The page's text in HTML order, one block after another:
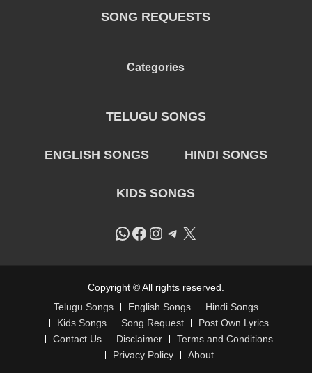
SONG REQUESTS
Categories
TELUGU SONGS
ENGLISH SONGS HINDI SONGS
KIDS SONGS
WhatsApp
Facebook
Instagram
Telegram
X
Copyright © All rights reserved.
Telugu Songs
English Songs
Hindi Songs
Kids Songs
Song Request
Post Own Lyrics
Contact Us
Disclaimer
Terms and Conditions
Privacy Policy
About